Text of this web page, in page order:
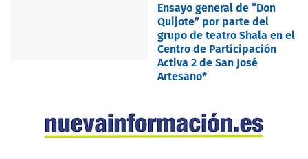
Ensayo general de “Don
Quijote” por parte del
grupo de teatro Shala en el
Centro de Participación
Activa 2 de San José
Artesano*